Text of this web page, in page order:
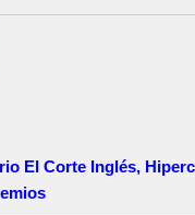
El Corte Inglés,